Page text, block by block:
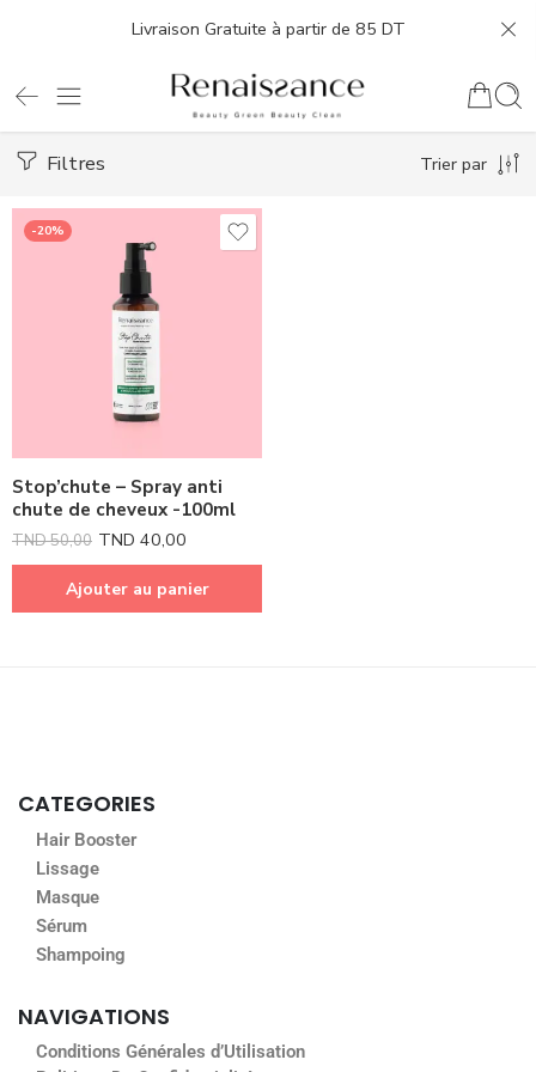
Livraison Gratuite à partir de 85 DT
Filtres Trier par
-20%
Stop’chute – Spray anti
chute de cheveux -100ml
TND50,00 TND 40,00
Ajouter au panier
CATEGORIES
Hair Booster
Lissage
Masque
Sérum
Shampoing
NAVIGATIONS
Conditions Générales d’Utilisation